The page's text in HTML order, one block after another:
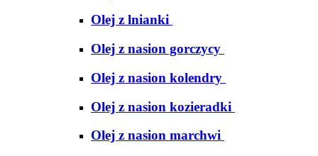
Olej z lnianki
Olej z nasion gorczycy
Olej z nasion kolendry
Olej z nasion kozieradki
Olej z nasion marchwi